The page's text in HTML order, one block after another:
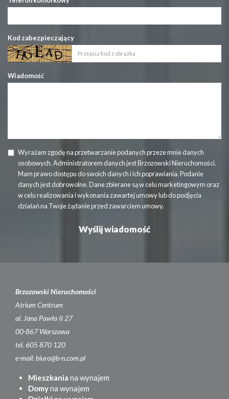
Kod zabezpieczający
Wiadomość
Wyrażam zgodę na przetwarzanie podanych przeze mnie danych
osobowych. Administratorem danych jest Brzozowski Nieruchomości.
Mam prawo dostępu do swoich danych i ich poprawiania. Podanie
danych jest dobrowolne. Dane zbierane są w celu marketingowym oraz
w celu realizowania i wykonania zawartej umowy lub do podjęcia
działań na Twoje żądanie przed zawarciem umowy.
Brzozowski Nieruchomości
Atrium Centrum
al. Jana Pawła II 27
00-867 Warszawa
tel. 605 870 120
e-mail: biuro@b-n.com.pl
Mieszkania na wynajem
Domyna wynajem